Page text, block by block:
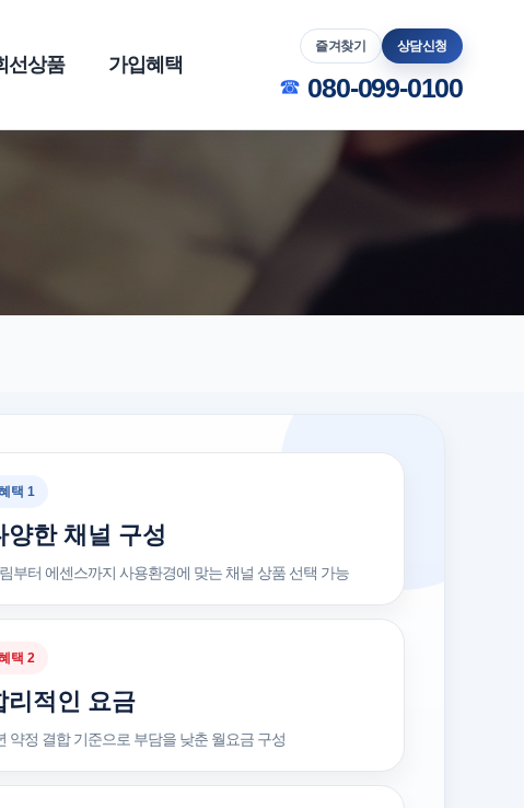
선상품 가입혜택
즐겨찾기 상담신청
080-099-0100
택 1
양한 채널 구성
부터 에센스까지 사용환경에 맞는 채널 상품 선택 가능
택 2
리적인 요금
약정 결합 기준으로 부담을 낮춘 월요금 구성